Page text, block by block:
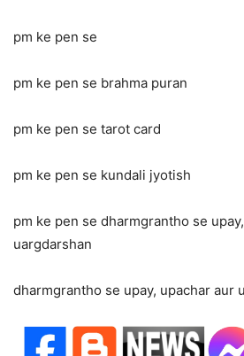
pm ke pen se
pm ke pen se brahma puran
pm ke pen se tarot card
pm ke pen se kundali jyotish
pm ke pen se dharmgrantho se
uargdarshan
dharmgrantho se upay, upachar aur